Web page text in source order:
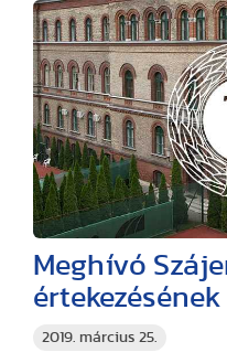
2019. március 25.
Meghívó